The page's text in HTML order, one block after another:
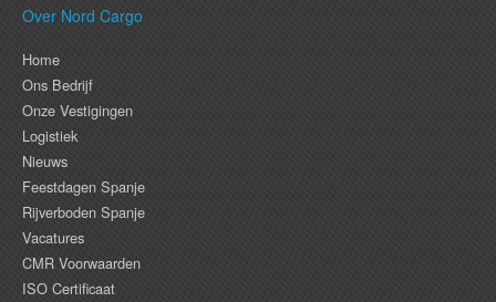
Over Nord Cargo
Home
Ons Bedrijf
Onze Vestigingen
Logistiek
Nieuws
Feestdagen Spanje
Rijverboden Spanje
Vacatures
CMR Voorwaarden
ISO Certificaat